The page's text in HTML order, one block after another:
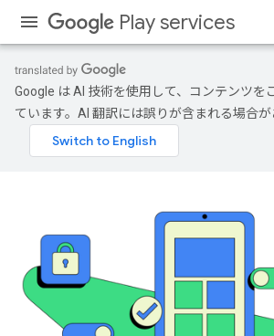
Play services
Google は AI 技術を使用して、コンテンツを
ています。AI 翻訳には誤りが含まれる場合が